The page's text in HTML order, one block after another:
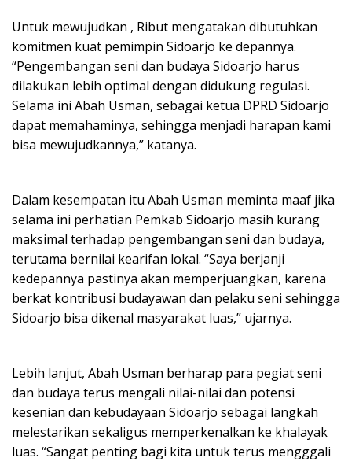
Untuk mewujudkan , Ribut mengatakan dibutuhkan
komitmen kuat pemimpin Sidoarjo ke depannya.
“Pengembangan seni dan budaya Sidoarjo harus
dilakukan lebih optimal dengan didukung regulasi.
Selama ini Abah Usman, sebagai ketua DPRD Sidoarjo
dapat memahaminya, sehingga menjadi harapan kami
bisa mewujudkannya,” katanya.
Dalam kesempatan itu Abah Usman meminta maaf jika
selama ini perhatian Pemkab Sidoarjo masih kurang
maksimal terhadap pengembangan seni dan budaya,
terutama bernilai kearifan lokal. “Saya berjanji
kedepannya pastinya akan memperjuangkan, karena
berkat kontribusi budayawan dan pelaku seni sehingga
Sidoarjo bisa dikenal masyarakat luas,” ujarnya.
Lebih lanjut, Abah Usman berharap para pegiat seni
dan budaya terus mengali nilai-nilai dan potensi
kesenian dan kebudayaan Sidoarjo sebagai langkah
melestarikan sekaligus memperkenalkan ke khalayak
luas. “Sangat penting bagi kita untuk terus mengggali